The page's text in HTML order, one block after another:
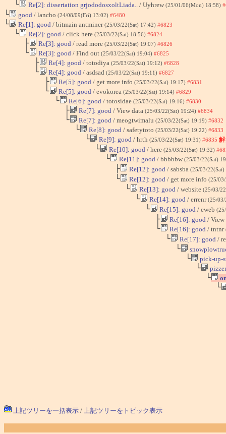
└ Re[2]: dissertation grjododosxoltLiada.. / Uyhrew (25/01/06(Mon) 18:58)
└ good / lancho (24/08/09(Fri) 13:02) #6480
└ Re[1]: good / bitmain antminer(25/03/22(Sat) 17:42) #6823
└ Re[2]: good / click here (25/03/22(Sat) 18:56) #6824
├ Re[3]: good / read more (25/03/22(Sat) 19:07) #6826
└ Re[3]: good / Find out (25/03/22(Sat) 19:04) #6825
├ Re[4]: good / totodiya (25/03/22(Sat) 19:12) #6828
└ Re[4]: good / asdsad (25/03/22(Sat) 19:11) #6827
├ Re[5]: good / get more info (25/03/22(Sat) 19:17) #6831
└ Re[5]: good / evokorea (25/03/22(Sat) 19:14) #6829
└ Re[6]: good / totosidae (25/03/22(Sat) 19:16) #6830
├ Re[7]: good / View data (25/03/22(Sat) 19:24) #6834
└ Re[7]: good / meogtwimalu (25/03/22(Sat) 19:19) #6832
└ Re[8]: good / safetytoto (25/03/22(Sat) 19:22) #6833
└ Re[9]: good / hrth (25/03/22(Sat) 19:31) #6835
└ Re[10]: good / here (25/03/22(Sat) 19:32)
└ Re[11]: good / bbbbbw (25/03/22(Sat)
├ Re[12]: good / sabsba (25/03/
└ Re[12]: good / get more info (25/
└ Re[13]: good / website (25/03/
└ Re[14]: good / errenr(25/
└ Re[15]: good / eweb
├ Re[16]: good /
└ Re[16]: good / tntnr
└ Re[17]: good /
└
└ pick-up-
└
└
└
上記ツリーを一括表示 / 上記ツリーをトピック表示